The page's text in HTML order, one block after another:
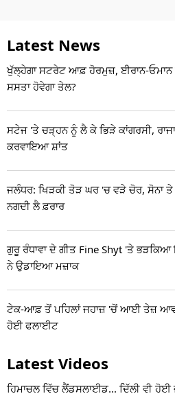
Latest News
ਖੁੱਲ੍ਹੇਗਾ ਸਟਰੇਟ ਆਫ਼ ਹੋਰਮੁਜ਼, ਈਰਾਨ-ਓਮਾਨ
ਸਸਤਾ ਹੋਵੇਗਾ ਤੇਲ?
ਸਟੇਜ 'ਤੇ ਚੜ੍ਹਨ ਨੂੰ ਲੈ ਕੇ ਭਿੜੇ ਕਾਂਗਰਸੀ,
ਕਰਵਾਇਆ ਸ਼ਾਂਤ
ਜਲੰਧਰ: ਖਿੜਕੀ ਤੋੜ ਘਰ 'ਚ ਵੜੇ ਚੋਰ, ਸੋਨਾ ਤੇ
ਨਗਦੀ ਲੈ ਫ਼ਰਾਰ
ਗੁਰੂ ਰੰਧਾਵਾ ਦੇ ਗੀਤ Fine Shyt 'ਤੇ
ਨੇ ਉਡਾਇਆ ਮਜ਼ਾਕ
ਟੇਕ-ਆਫ਼ ਤੋਂ ਪਹਿਲਾਂ ਜਹਾਜ਼ 'ਚੋਂ ਆਈ ਤੇਜ਼
ਹੋਈ ਫਲਾਈਟ
Latest Videos
ਹਿਮਾਚਲ ਵਿੱਚ ਲੈਂਡਸਲਾਈਡ... ਦਿੱਲੀ ਵੀ ਹੋਈ